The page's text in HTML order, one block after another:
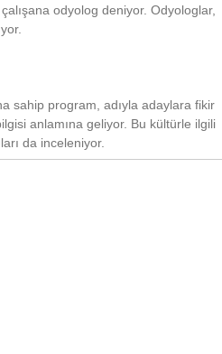
odyolog deniyor. Odyologlar,
sahip program, adıyla adaylara fikir
anlamına geliyor. Bu kültürle ilgili
da inceleniyor.